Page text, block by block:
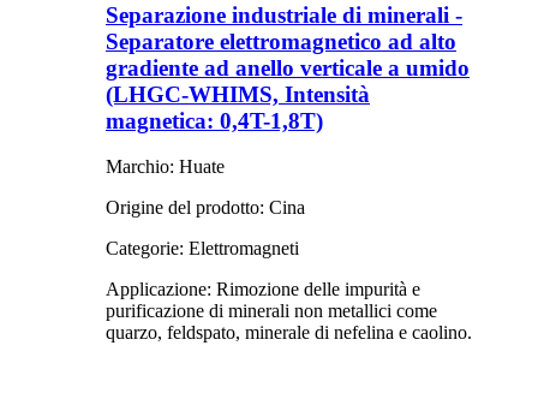
Separazione industriale di minerali -
Separatore elettromagnetico ad alto
gradiente ad anello verticale a umido
(LHGC-WHIMS, Intensità
magnetica: 0,4T-1,8T)
Marchio: Huate
Origine del prodotto: Cina
Categorie: Elettromagneti
Applicazione: Rimozione delle impurità e
purificazione di minerali non metallici come
quarzo, feldspato, minerale di nefelina e caolino.